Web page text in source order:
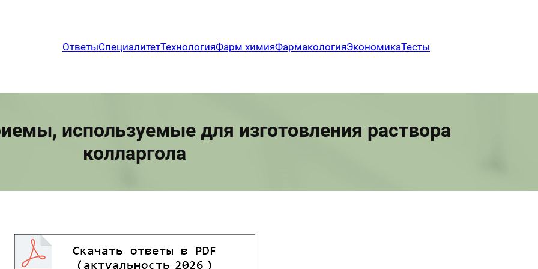
ОтветыСпециалитетТехнологияФарм химияФармакологияЭкономикаТесты
используемые для изготовления раствора
колларгола